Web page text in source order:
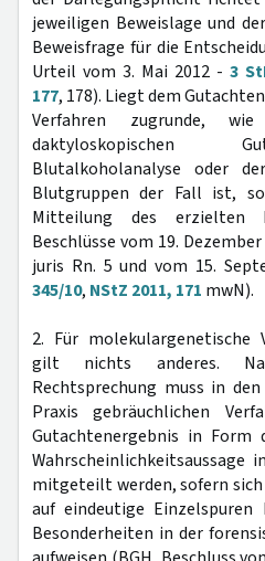
jeweiligen Beweislage und
Beweisfrage für die
Urteil vom 3. Mai 2012 - 3
177, 178). Liegt dem
Verfahren zugrunde,
daktyloskopischen
Blutalkoholanalyse oder
Blutgruppen der Fall ist,
Mitteilung des erzielten
Beschlüsse vom 19.
juris Rn. 5 und vom 15.
345/10, NStZ 2011, 171 mwN).
2. Für molekulargenetische
gilt nichts anderes.
Rechtsprechung muss in
Praxis gebräuchlichen
Gutachtenergebnis in Form
Wahrscheinlichkeitsaussage
mitgeteilt werden, sofern
auf eindeutige Einzelspuren
Besonderheiten in der